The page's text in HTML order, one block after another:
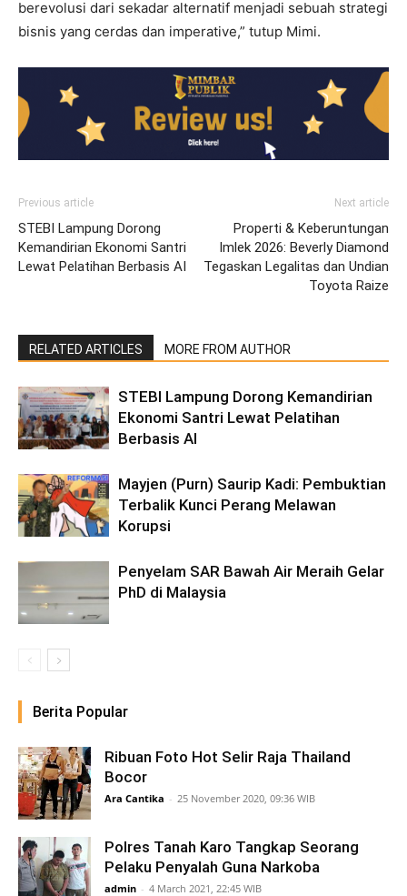
berevolusi dari sekadar alternatif menjadi sebuah strategi
bisnis yang cerdas dan imperative,” tutup Mimi.
Previous article
STEBI Lampung Dorong
Kemandirian Ekonomi Santri
Lewat Pelatihan Berbasis AI
Next article
‎Properti & Keberuntungan
Imlek 2026: Beverly ‎Diamond
Tegaskan Legalitas dan Undian
Toyota Raize
RELATED ARTICLES MORE FROM AUTHOR
STEBI Lampung Dorong Kemandirian
Ekonomi Santri Lewat Pelatihan
Berbasis AI
Mayjen (Purn) Saurip Kadi: Pembuktian
Terbalik Kunci Perang Melawan
Korupsi
Penyelam SAR Bawah Air Meraih Gelar
PhD di Malaysia
Berita Popular
Ribuan Foto Hot Selir Raja Thailand
Bocor
Ara Cantika - 25 November 2020, 09:36 WIB
Polres Tanah Karo Tangkap Seorang
Pelaku Penyalah Guna Narkoba
admin - 4 March 2021, 22:45 WIB